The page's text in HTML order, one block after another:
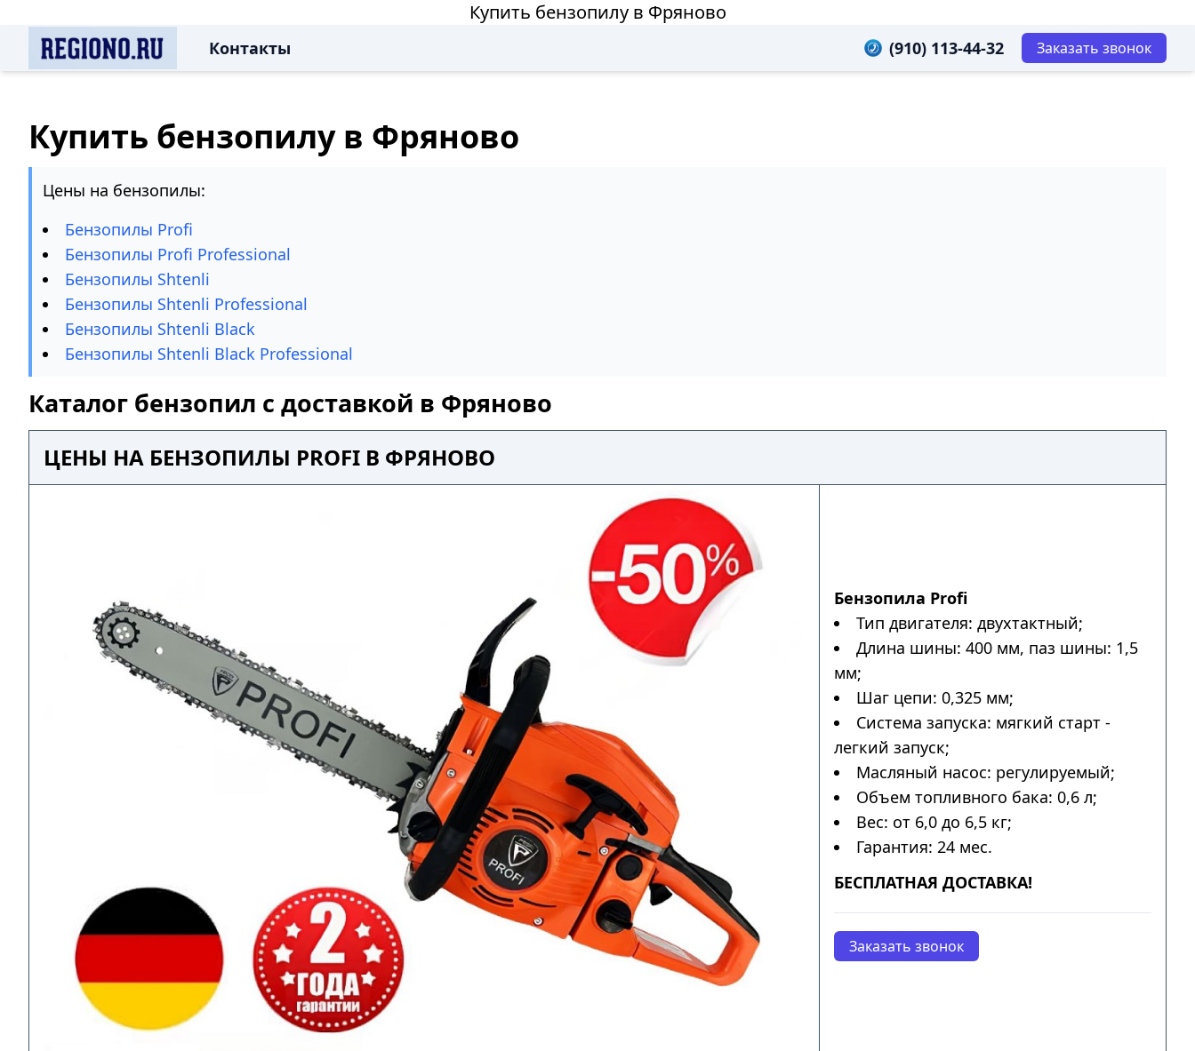
Купить бензопилу в Фряново
Контакты (910) 113-44-32 Заказать звонок
Купить бензопилу в Фряново
Цены на бензопилы:
Бензопилы Profi
Бензопилы Profi Professional
Бензопилы Shtenli
Бензопилы Shtenli Professional
Бензопилы Shtenli Black
Бензопилы Shtenli Black Professional
Каталог бензопил с доставкой в Фряново
ЦЕНЫ НА БЕНЗОПИЛЫ PROFI В ФРЯНОВО
Бензопила Profi
Тип двигателя: двухтактный;
Длина шины: 400 мм, паз шины: 1,5
мм;
Шаг цепи: 0,325 мм;
Система запуска: мягкий старт -
легкий запуск;
Масляный насос: регулируемый;
Объем топливного бака: 0,6 л;
Вес: от 6,0 до 6,5 кг;
Гарантия: 24 мес.
БЕСПЛАТНАЯ ДОСТАВКА!
Заказать звонок